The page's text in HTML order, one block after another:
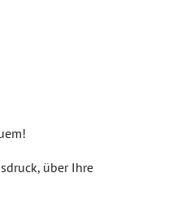
über Ihre